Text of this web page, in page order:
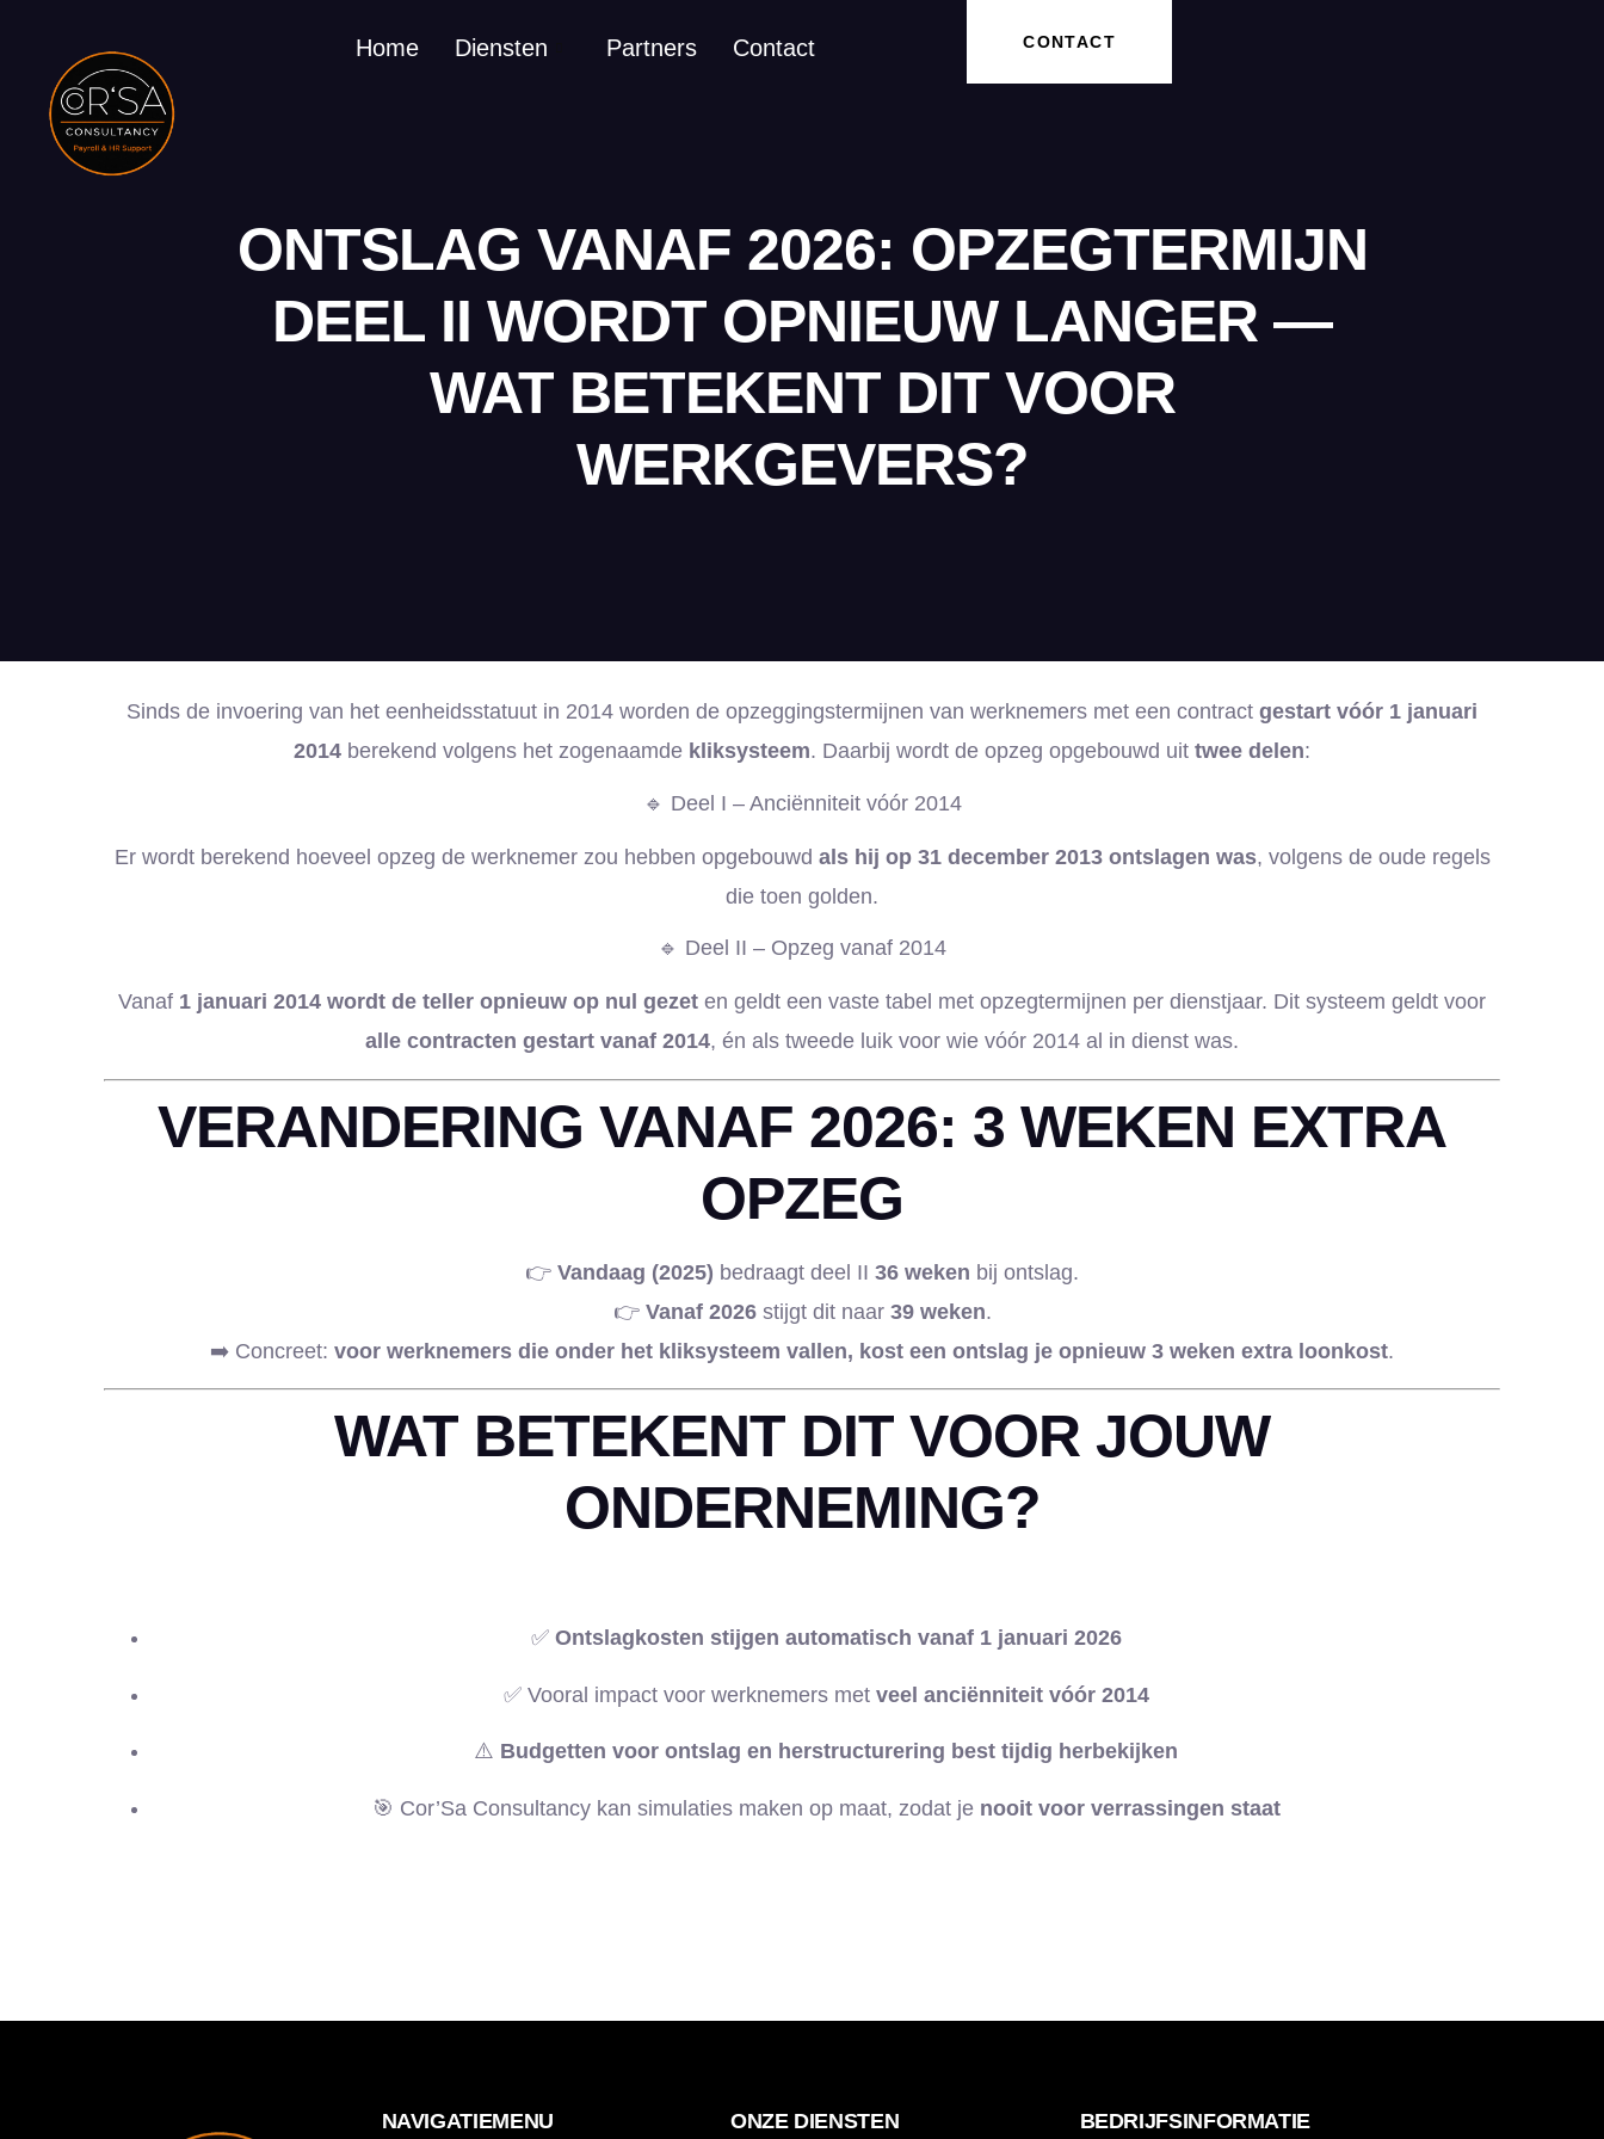
Home Diensten Partners Contact CONTACT
ONTSLAG VANAF 2026: OPZEGTERMIJN
DEEL II WORDT OPNIEUW LANGER —
WAT BETEKENT DIT VOOR
WERKGEVERS?
Sinds de invoering van het eenheidsstatuut in 2014 worden de opzeggingstermijnen van werknemers met een contract gestart vóór 1 januari
2014 berekend volgens het zogenaamde kliksysteem. Daarbij wordt de opzeg opgebouwd uit twee delen:
🔹 Deel I – Anciënniteit vóór 2014
Er wordt berekend hoeveel opzeg de werknemer zou hebben opgebouwd als hij op 31 december 2013 ontslagen was, volgens de oude regels
die toen golden.
🔹 Deel II – Opzeg vanaf 2014
Vanaf 1 januari 2014 wordt de teller opnieuw op nul gezet en geldt een vaste tabel met opzegtermijnen per dienstjaar. Dit systeem geldt voor
alle contracten gestart vanaf 2014, én als tweede luik voor wie vóór 2014 al in dienst was.
VERANDERING VANAF 2026: 3 WEKEN EXTRA
OPZEG
👉 Vandaag (2025) bedraagt deel II 36 weken bij ontslag.
👉 Vanaf 2026stijgt dit naar 39 weken.
➡️ Concreet: voor werknemers die onder het kliksysteem vallen, kost een ontslag je opnieuw 3 weken extra loonkost.
WAT BETEKENT DIT VOOR JOUW
ONDERNEMING?
✅ Ontslagkosten stijgen automatisch vanaf 1 januari 2026
✅ Vooral impact voor werknemers met veel anciënniteit vóór 2014
⚠️ Budgetten voor ontslag en herstructurering best tijdig herbekijken
🎯 Cor’Sa Consultancy kan simulaties maken op maat, zodat je nooit voor verrassingen staat
NAVIGATIEMENU ONZE DIENSTEN BEDRIJFSINFORMATIE